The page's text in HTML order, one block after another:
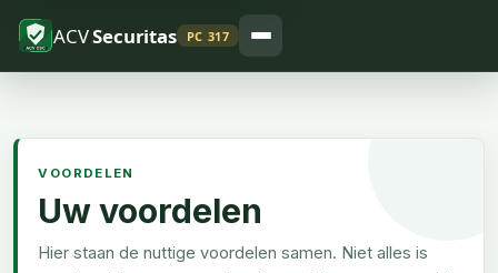
ACVSecuritas PC 317
VOORDELEN
Uw voordelen
Hier staan de nuttige voordelen samen. Niet alles is